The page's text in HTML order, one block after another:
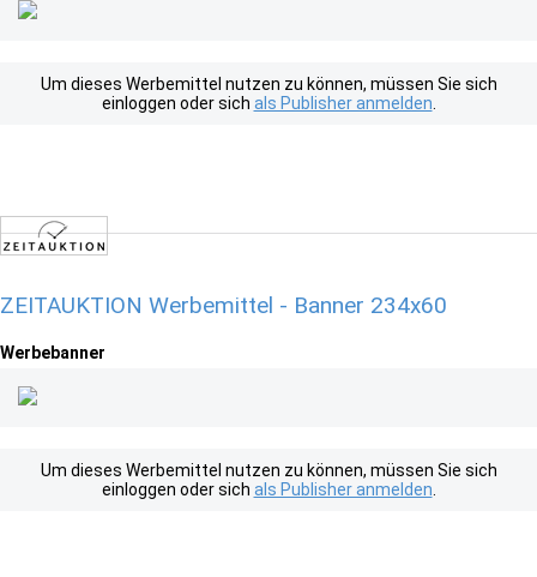
Um dieses Werbemittel nutzen zu können, müssen Sie sich
einloggen oder sich als Publisher anmelden
ZEITAUKTION Werbemittel - Banner 234x60
Werbebanner
Um dieses Werbemittel nutzen zu können, müssen Sie sich
einloggen oder sich als Publisher anmelden